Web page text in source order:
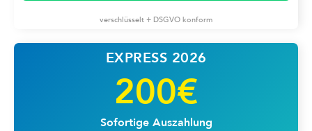
verschlüsselt + DSGVO konform
EXPRESS 2026
200€
Sofortige Auszahlung